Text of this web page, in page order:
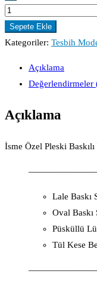
Sepete Ekle
Kategoriler: Tesbih
Açıklama
Değerlendirmeler
Açıklama
İsme Özel Pleski
Lale Baskı
Oval Baskı
Püsküllü
Tül Kese